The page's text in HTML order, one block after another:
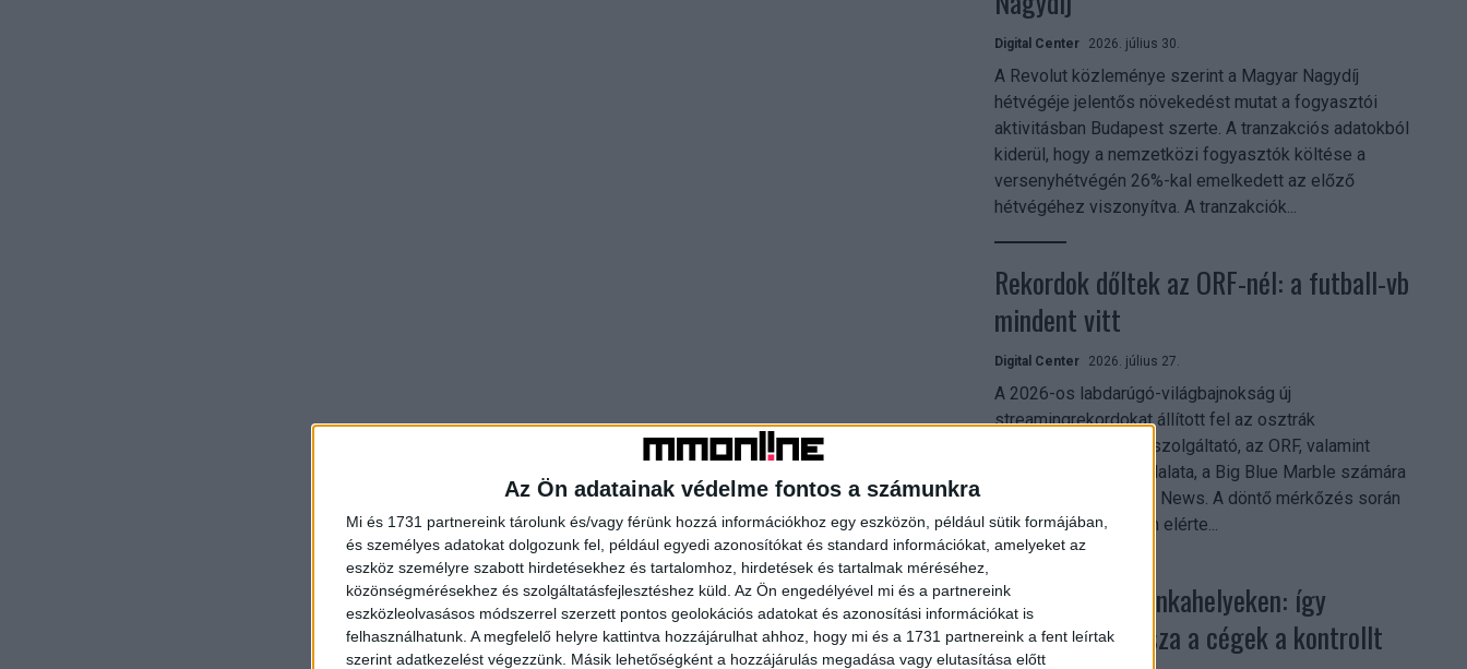
Az Ön adatainak védelme fontos a számunkra
Mi és 1731 partnereink tárolunk és/vagy férünk hozzá információkhoz egy eszközön, például sütik formájában,
és személyes adatokat dolgozunk fel, például egyedi azonosítókat és standard információkat, amelyeket az
eszköz személyre szabott hirdetésekhez és tartalomhoz, hirdetések és tartalmak méréséhez,
közönségmérésekhez és szolgáltatásfejlesztéshez küld. Az Ön engedélyével mi és a partnereink
eszközleolvasásos módszerrel szerzett pontos geolokációs adatokat és azonosítási információkat is
felhasználhatunk. A megfelelő helyre kattintva hozzájárulhat ahhoz, hogy mi és a 1731 partnereink a fent leírtak
szerint adatkezelést végezzünk. Másik lehetőségként a hozzájárulás megadása vagy elutasítása előtt
Digital Center 2026. július 30.
A Revolut közleménye szerint a Magyar Nagydíj
hétvégéje jelentős növekedést mutat a fogyasztói
aktivitásban Budapest szerte. A tranzakciós adatokból
kiderül, hogy a nemzetközi fogyasztók költése a
versenyhétvégén 26%-kal emelkedett az előző
hétvégéhez viszonyítva. A tranzakciók...
Rekordok dőltek az ORF-nél: a futball-vb
mindent vitt
Digital Center 2026. július 27.
A 2026-os labdarúgó-világbajnokság új
streamingrekordokat állított fel az osztrák
közszolgálati műsorszolgáltató, az ORF, valamint
technológiai leányvállalata, a Big Blue Marble számára
– írja a Broadband TV News. A döntő mérkőzés során
az átlagos nézőszám elérte...
Shadow AI a munkahelyeken: így
szerezhetik vissza a cégek a kontrollt